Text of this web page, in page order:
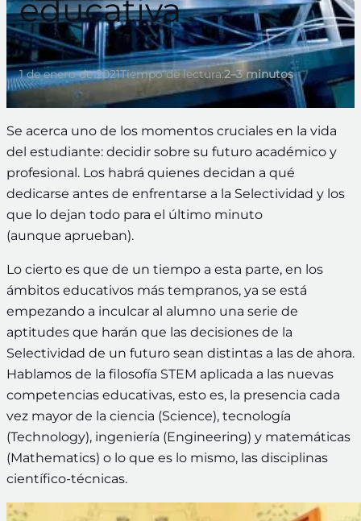
educativa
1 de enero de 2021Tiempo de lectura:2–3 minutos
Se acerca uno de los momentos cruciales en la vida
del estudiante: decidir sobre su futuro académico y
profesional. Los habrá quienes decidan a qué
dedicarse antes de enfrentarse a la Selectividad y los
que lo dejan todo para el último minuto
(aunque aprueban).
Lo cierto es que de un tiempo a esta parte, en los
ámbitos educativos más tempranos, ya se está
empezando a inculcar al alumno una serie de
aptitudes que harán que las decisiones de la
Selectividad de un futuro sean distintas a las de ahora.
Hablamos de la filosofía STEM aplicada a las nuevas
competencias educativas, esto es, la presencia cada
vez mayor de la ciencia (Science), tecnología
(Technology), ingeniería (Engineering) y matemáticas
(Mathematics) o lo que es lo mismo, las disciplinas
científico-técnicas.